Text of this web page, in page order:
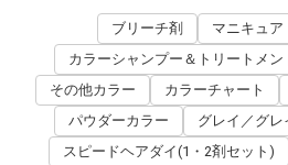
ブリーチ剤 マニキュア
カラーシャンプー＆トリートメン
その他カラー
カラーチャート
パウダーカラー
グレイ／グ
スピードヘアダイ(1・2剤セット)